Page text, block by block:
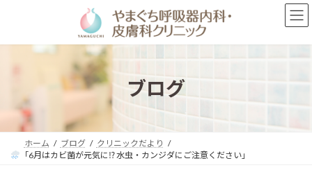
ン
プ
ー
動
ブログ
ホーム ブログ
クリニックだより
「6月はカビ菌が元気に⁉ 水虫・カンジダにご注意ください」